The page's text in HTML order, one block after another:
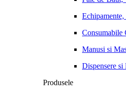
Consumabile
Manusi si
Dispensere si
Produsele